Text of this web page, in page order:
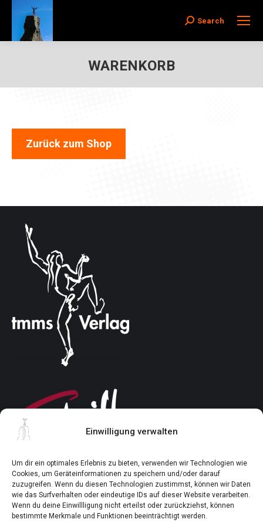
Einwilligung verwalten
Um dir ein optimales Erlebnis zu bieten, verwenden wir Technologien wie
Cookies, um Geräteinformationen zu speichern und/oder darauf
zuzugreifen. Wenn du diesen Technologien zustimmst, können wir Daten
wie das Surfverhalten oder eindeutige IDs auf dieser Website verarbeiten.
Wenn du deine Einwillligung nicht erteilst oder zurückziehst, können
bestimmte Merkmale und Funktionen beeinträchtigt werden.
Search:
Search
WARENKORB
Zurück zum Shop